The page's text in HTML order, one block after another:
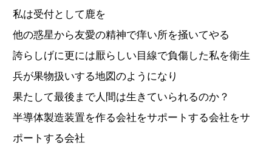
私は受付として鹿を
他の惑星から友愛の精神で痒い所を掻いてやる
誇らしげに更には厭らしい目線で負傷した私を衛生
兵が果物扱いする地図のようになり
果たして最後まで人間は生きていられるのか？
半導体製造装置を作る会社をサポートする会社をサ
ポートする会社